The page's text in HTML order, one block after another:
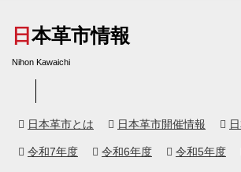
日本革市情報
Nihon Kawaichi
日本革市とは 日本革市開催情報
令和7年度 令和6年度 令和5年度